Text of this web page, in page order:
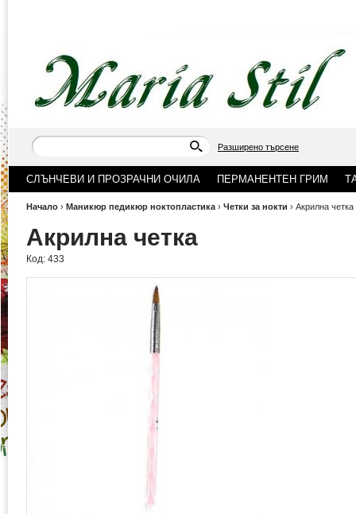
Разширено търсене
СЛЪНЧЕВИ И ПРОЗРАЧНИ ОЧИЛА ПЕРМАНЕНТЕН ГРИМ
Начало › Маникюр педикюр ноктопластика › Четки за нокти › Акрилна четка
Акрилна четка
Код: 433